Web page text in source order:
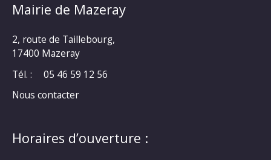
Mairie de Mazeray
2, route de Taillebourg,
17400 Mazeray
Tél. :
05 46 59 12 56
Nous contacter
Horaires d’ouverture :